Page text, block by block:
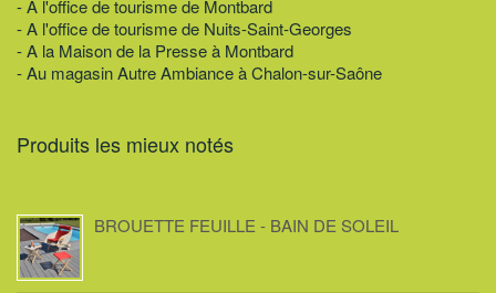
- A l'office de tourisme de Montbard
- A l'office de tourisme de Nuits-Saint-Georges
- A la Maison de la Presse à Montbard
- Au magasin Autre Ambiance à Chalon-sur-Saône
Produits les mieux notés
BROUETTE FEUILLE - BAIN DE SOLEIL